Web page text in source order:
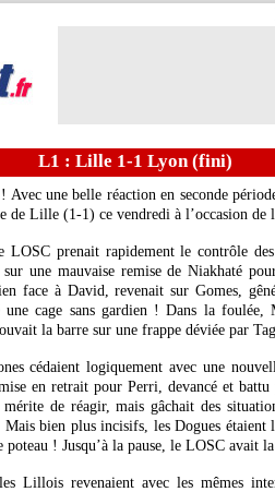
L1 : Lille 1-1 Lyon (fini)
une belle réaction en seconde
de Lille (1-1) ce vendredi à l’occasion de
LOSC prenait rapidement le contrôle
une mauvaise remise de Niakhaté
face à David, revenait sur Gomes,
cage sans gardien ! Dans la foulée,
la barre sur une frappe déviée par
cédaient logiquement avec une
en retrait pour Perri, devancé et
de réagir, mais gâchait des
Mais bien plus incisifs, les Dogues étaient
poteau ! Jusqu’à la pause, le LOSC avait
Lillois revenaient avec les mêmes